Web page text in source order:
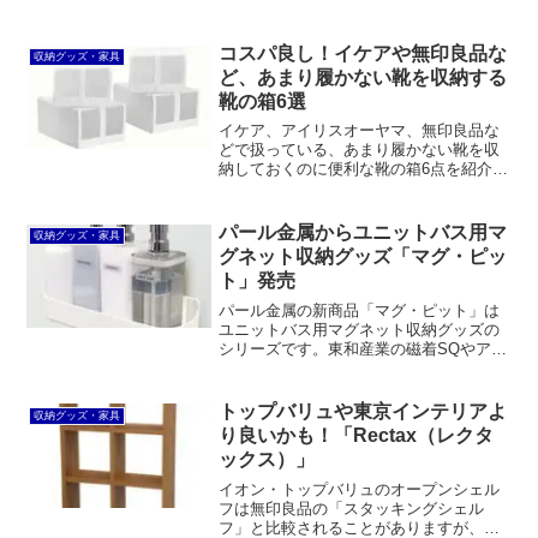
も満足できると思います。
収納グッズ・家具
コスパ良し！イケアや無印良品な
ど、あまり履かない靴を収納する
靴の箱6選
イケア、アイリスオーヤマ、無印良品な
どで扱っている、あまり履かない靴を収
納しておくのに便利な靴の箱6点を紹介し
い勝手の面で優れています。
収納グッズ・家具
パール金属からユニットバス用マ
グネット収納グッズ「マグ・ピッ
ト」発売
パール金属の新商品「マグ・ピット」は
ユニットバス用マグネット収納グッズの
シリーズです。東和産業の磁着SQやアス
品質には期待できるのかもしれません。
収納グッズ・家具
トップバリュや東京インテリアよ
り良いかも！「Rectax（レクタ
ックス）」
イオン・トップバリュのオープンシェル
フは無印良品の「スタッキングシェル
フ」と比較されることがありますが、そ